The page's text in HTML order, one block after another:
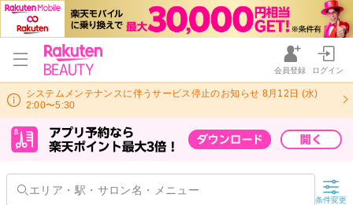
会員登録 ログイン
システムメンテナンスに伴うサービス停止のお知らせ 8月12日 (水)
2:00〜5:30
条件変更